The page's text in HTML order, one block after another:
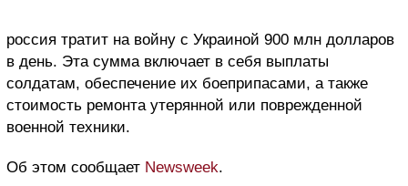
россия тратит на войну с Украиной 900 млн долларов
в день. Эта сумма включает в себя выплаты
солдатам, обеспечение их боеприпасами, а также
стоимость ремонта утерянной или поврежденной
военной техники.
Об этом сообщает Newsweek.